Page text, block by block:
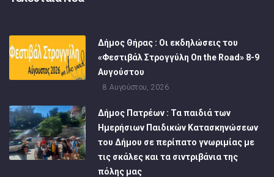
Δήμος Θήρας : Οι εκδηλώσεις του
«Φεστιβάλ Στρογγύλη On the Road» 8-9
Αυγούστου
8 Αυγούστου, 2026
Δήμος Πατρέων : Τα παιδιά των
Ημερήσιων Παιδικών Κατασκηνώσεων
του Δήμου σε περίπατο γνωριμίας με
τις σκάλες και τα σιντριβάνια της
πόλης μας